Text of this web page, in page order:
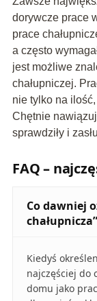
dorywcze prace
prace
a często
jest możliwe
chałupniczej.
nie tylko na
Chętnie
sprawdziły i
FAQ –
Co dawniej
Kiedyś
najczęściej do
domu jako